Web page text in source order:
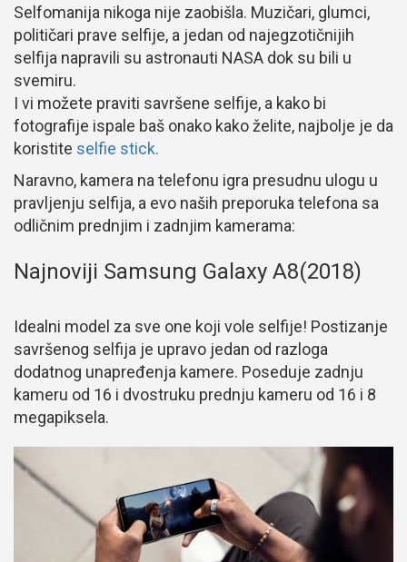
Selfomanija nikoga nije zaobišla. Muzičari, glumci,
političari prave selfije, a jedan od najegzotičnijih
selfija napravili su astronauti NASA dok su bili u
svemiru.
I vi možete praviti savršene selfije, a kako bi
fotografije ispale baš onako kako želite, najbolje je da
koristite selfie stick.
Naravno, kamera na telefonu igra presudnu ulogu u
pravljenju selfija, a evo naših preporuka telefona sa
odličnim prednjim i zadnjim kamerama:
Najnoviji Samsung Galaxy A8(2018)
Idealni model za sve one koji vole selfije! Postizanje
savršenog selfija je upravo jedan od razloga
dodatnog unapređenja kamere. Poseduje zadnju
kameru od 16 i dvostruku prednju kameru od 16 i 8
megapiksela.